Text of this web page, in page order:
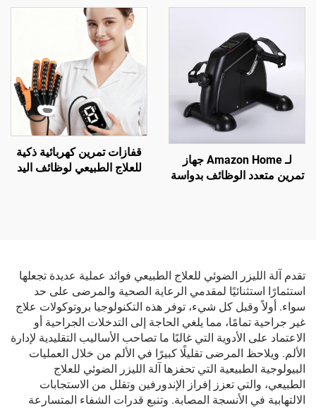
إبرة وخز الإصبع G058،
السكري
مركز غسيل الكلى فيتنام
إندونيسيا مورد معدات غسيل
الكلى
لـ Amazon Home جهاز
تمرين متعدد الوظائف بدواسة
قفازات تمرين كهربائية ذكية
للعلاج الطبيعي لوظائف اليد
تقدم آلة الليزر الضوئي للعلاج الطبيعي فوائد عملية عديدة تجعلها
استثمارًا استثنائيًا لمقدمي الرعاية الصحية والمرضى على حد
سواء. أولاً وقبل كل شيء، توفر هذه التكنولوجيا بروتوكولات علاج
غير جراحية تمامًا، مما يلغي الحاجة إلى التدخلات الجراحية أو
الاعتماد على الأدوية التي غالبًا ما تصاحب الأساليب التقليدية لإدارة
الألم. ويلاحظ المرضى تقليلًا كبيرًا في الألم من خلال العمليات
البيولوجية الطبيعية التي تحفزها آلة الليزر الضوئي للعلاج
الطبيعي، والتي تعزز إفراز الإندورفين وتقلل من الاستجابات
الالتهابية في الأنسجة المصابة. وتنبع قدرات الشفاء المتسارعة